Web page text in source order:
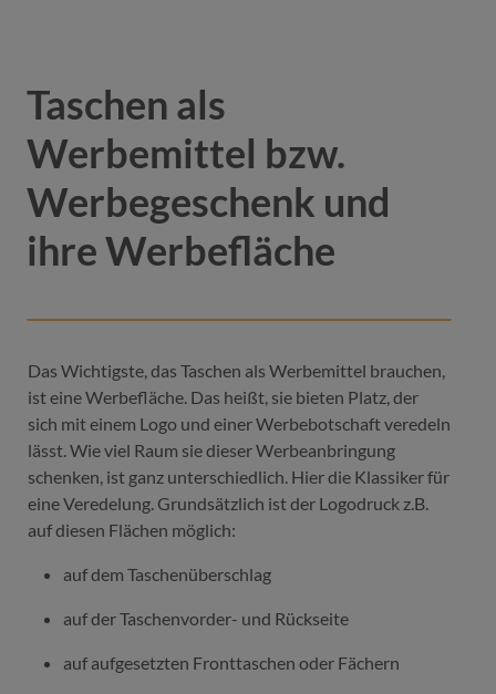
Taschen als
Werbemittel bzw.
Werbegeschenk und
ihre Werbefläche
Das Wichtigste, das Taschen als Werbemittel brauchen,
ist eine Werbefläche. Das heißt, sie bieten Platz, der
sich mit einem Logo und einer Werbebotschaft veredeln
lässt. Wie viel Raum sie dieser Werbeanbringung
schenken, ist ganz unterschiedlich. Hier die Klassiker für
eine Veredelung. Grundsätzlich ist der Logodruck z.B.
auf diesen Flächen möglich:
auf dem Taschenüberschlag
auf der Taschenvorder- und Rückseite
auf aufgesetzten Fronttaschen oder Fächern